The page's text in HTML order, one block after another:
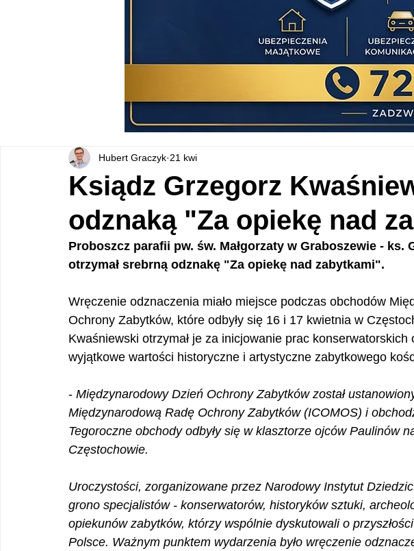
Ksiądz Grzegorz
odznaką "Za opiekę nad
Hubert Graczyk 21 kwi
Proboszcz parafii pw. św. Małgorzaty w Graboszewie - ks.
otrzymał srebrną odznakę "Za opiekę nad zabytkami".
Wręczenie odznaczenia miało miejsce podczas obchodów
Ochrony Zabytków, które odbyły się 16 i 17 kwietnia w
Kwaśniewski otrzymał je za inicjowanie prac konserwatorskich
wyjątkowe wartości historyczne i artystyczne zabytkowego
- Międzynarodowy Dzień Ochrony Zabytków został
Międzynarodową Radę Ochrony Zabytków (ICOMOS) i
Tegoroczne obchody odbyły się w klasztorze ojców Paulinów
Częstochowie.
Uroczystości, zorganizowane przez Narodowy Instytut
grono specjalistów - konserwatorów, historyków sztuki,
opiekunów zabytków, którzy wspólnie dyskutowali o
Polsce. Ważnym punktem wydarzenia było wręczenie